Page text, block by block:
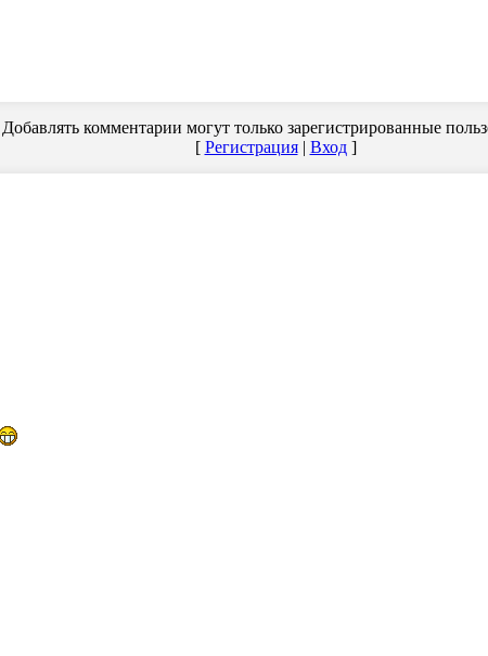
Добавлять комментарии могут только зарегистрированные
[ Регистрация| Вход]